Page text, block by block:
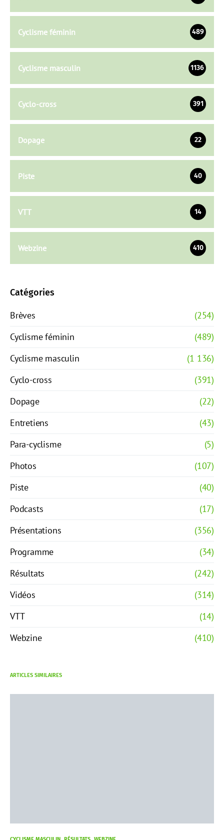
Cyclisme féminin 489
Cyclisme masculin 1136
Cyclo-cross 391
Dopage 22
Piste 40
VTT 14
Webzine 410
Catégories
Brèves
(254)
Cyclisme féminin
(489)
Cyclisme masculin
(1 136)
Cyclo-cross
(391)
Dopage
(22)
Entretiens
(43)
Para-cyclisme
(5)
Photos
(107)
Piste
(40)
Podcasts
(17)
Présentations
(356)
Programme
(34)
Résultats
(242)
Vidéos
(314)
VTT
(14)
Webzine
(410)
ARTICLES SIMILAIRES